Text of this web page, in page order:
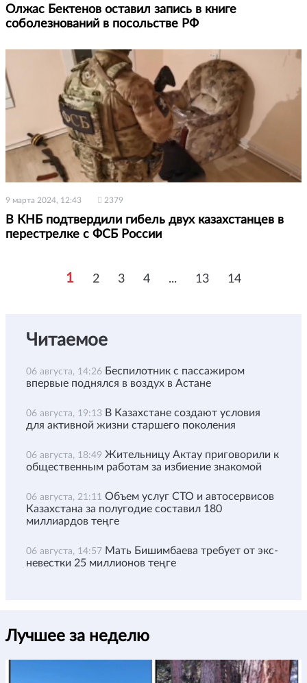
Олжас Бектенов оставил запись в книге
соболезнований в посольстве РФ
9 марта 2024, 12:43 2379
В КНБ подтвердили гибель двух казахстанцев в
перестрелке с ФСБ России
1 2 3 4 ... 13 14
Читаемое
06 августа, 14:26 Беспилотник с пассажиром
впервые поднялся в воздух в Астане
06 августа, 19:13 В Казахстане создают условия
для активной жизни старшего поколения
06 августа, 18:49 Жительницу Актау приговорили к
общественным работам за избиение знакомой
06 августа, 21:11 Объем услуг СТО и автосервисов
Казахстана за полугодие составил 180
миллиардов теңге
06 августа, 14:57 Мать Бишимбаева требует от экс-
невестки 25 миллионов теңге
Лучшее за неделю